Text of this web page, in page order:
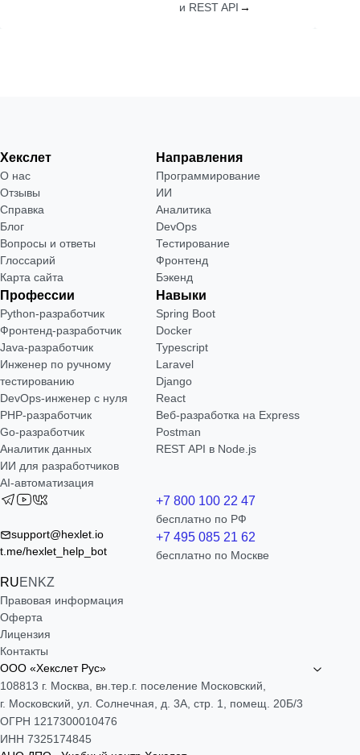
и REST API →
Хекслет
О нас
Отзывы
Справка
Блог
Вопросы и ответы
Глоссарий
Карта сайта
Направления
Программирование
ИИ
Аналитика
DevOps
Тестирование
Фронтенд
Бэкенд
Профессии
Python-разработчик
Фронтенд-разработчик
Java-разработчик
Инженер по ручному
тестированию
DevOps-инженер с нуля
РНР-разработчик
Go-разработчик
Аналитик данных
ИИ для разработчиков
AI-автоматизация
Навыки
Spring Boot
Docker
Typescript
Laravel
Django
React
Веб-разработка на Express
Postman
REST API в Node.js
support@hexlet.io
t.me/hexlet_help_bot
RUEN KZ
+7 800 100 22 47
бесплатно по РФ
+7 495 085 21 62
бесплатно по Москве
Правовая информация
Оферта
Лицензия
Контакты
ООО «Хекслет Рус»
108813 г. Москва, вн.тер.г. поселение Московский,
г. Московский, ул. Солнечная, д. 3А, стр. 1, помещ. 20Б/3
ОГРН 1217300010476
ИНН 7325174845